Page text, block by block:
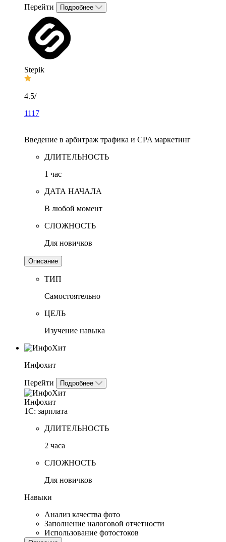
Перейти Подробнее
Stepik
4.5/
1117
Введение в арбитраж трафика и CPA маркетинг
ДЛИТЕЛЬНОСТЬ
1 час
ДАТА НАЧАЛА
В любой момент
СЛОЖНОСТЬ
Для новичков
Описание
ТИП
Самостоятельно
ЦЕЛЬ
Изучение навыка
Инфохит
Перейти Подробнее
Инфохит
1С: зарплата
ДЛИТЕЛЬНОСТЬ
2 часа
СЛОЖНОСТЬ
Для новичков
Навыки
Анализ качества фото
Заполнение налоговой отчетности
Использование фотостоков